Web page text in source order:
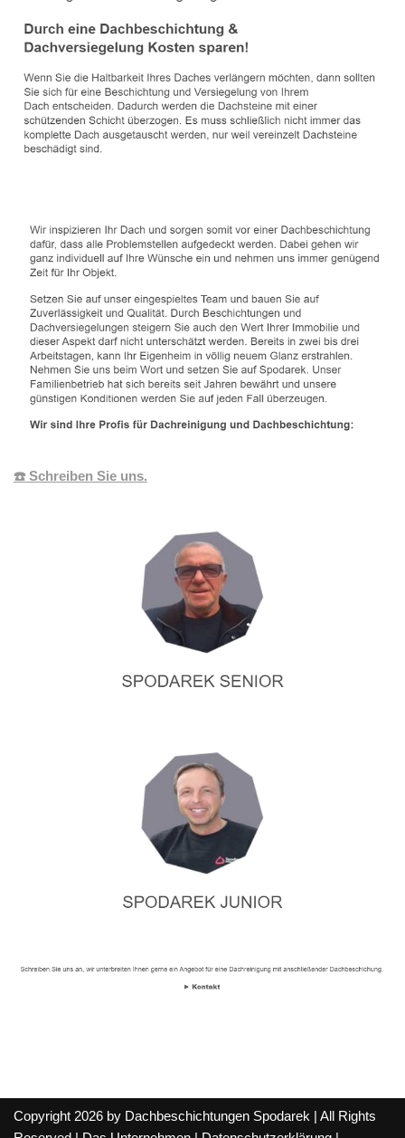
☎️ Schreiben Sie uns.
Copyright 2026 by Dachbeschichtungen Spodarek | All Rights